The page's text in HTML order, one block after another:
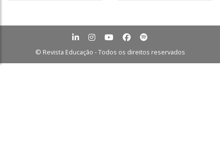
© Revista Educação - Todos os direitos reservados